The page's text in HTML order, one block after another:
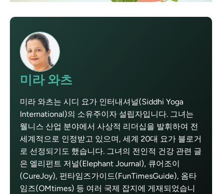
미라 와츠
미라 와츠는 시디 요가 인터내셔널(Siddhi Yoga
International)의 소유주이자 설립자입니다. 그녀는
웰니스 산업 분야에서 사상적 리더십을 발휘하여 전
세계적으로 인정받고 있으며, 세계 20대 요가 블로거
로 선정되기도 했습니다. 그녀의 전인적 건강 관련 글
은 엘리펀트 저널(Elephant Journal), 큐어조이
(CureJoy), 펀타임즈가이드(FunTimesGuide), 옴타
임즈(OMtimes) 등 여러 국제 잡지에 게재되었습니